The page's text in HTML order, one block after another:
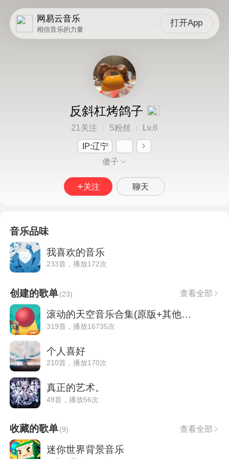
网易云音乐
相信音乐的力量
打开App
反斜杠烤鸽子
21关注 5粉丝 Lv.6
IP:辽宁
傻子
关注 聊天
音乐品味
我喜欢的音乐
233首，播放172次
创建的歌单(23) 查看全部
滚动的天空音乐合集(原版+其他版本）
319首，播放16735次
个人喜好
210首，播放170次
真正的艺术。
49首，播放56次
收藏的歌单(9) 查看全部
迷你世界背景音乐